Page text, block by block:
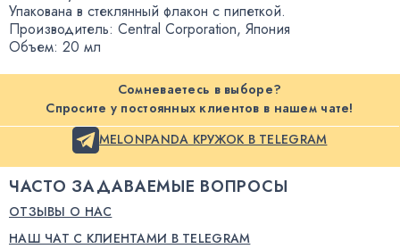
Упакована в стеклянный флакон с пипеткой.
Производитель: Central Corporation, Япония
Объем: 20 мл
Сомневаетесь в выборе?
Спросите у постоянных клиентов в нашем чате!
MELONPANDA КРУЖОК В TELEGRAM
ЧАСТО ЗАДАВАЕМЫЕ ВОПРОСЫ
ОТЗЫВЫ О НАС
НАШ ЧАТ С КЛИЕНТАМИ В TELEGRAM